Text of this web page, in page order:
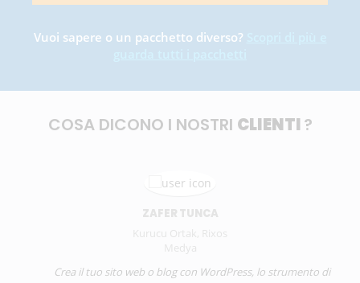
Vuoi sapere o un pacchetto diverso?
COSA DICONO I NOSTRI CLIENTI?
ZAFER TUNCA
Kurucu Ortak, Rixos
Medya
Crea il tuo sito web o blog con WordPress, lo strumento di